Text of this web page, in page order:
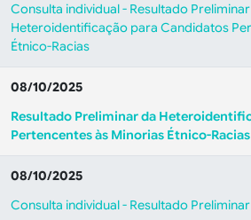
Consulta individual - Resultado
Heteroidentificação para Candidatos
Étnico-Racias
08/10/2025
Resultado Preliminar da
Pertencentes às Minorias Étnico-Racias
08/10/2025
Consulta individual - Resultado